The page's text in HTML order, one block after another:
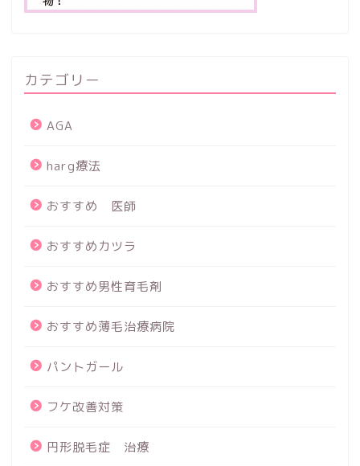
カテゴリー
AGA
harg療法
おすすめ 医師
おすすめカツラ
おすすめ男性育毛剤
おすすめ薄毛治療病院
パントガール
フケ改善対策
円形脱毛症 治療